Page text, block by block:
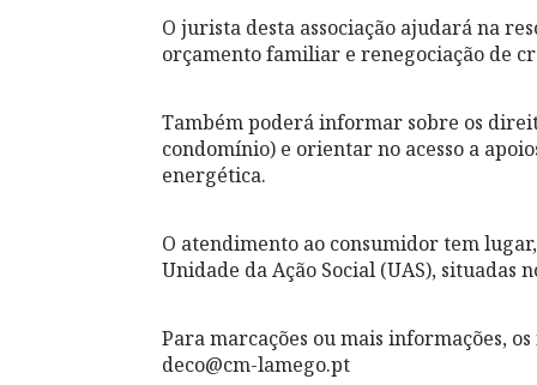
O jurista desta associação ajudará na
orçamento familiar e renegociação de
Também poderá informar sobre os
condomínio) e orientar no acesso a
energética.
O atendimento ao consumidor tem
Unidade da Ação Social (UAS), situadas
Para marcações ou mais informações,
deco@cm-lamego.pt